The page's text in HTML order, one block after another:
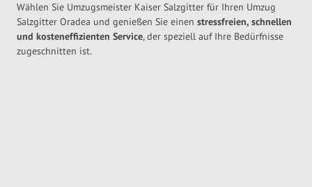
Wählen Sie Umzugsmeister Kaiser Salzgitter für Ihren Umzug
Salzgitter Oradea und genießen Sie einen stressfreien, schnellen
und kosteneffizienten Service, der speziell auf Ihre Bedürfnisse
zugeschnitten ist.